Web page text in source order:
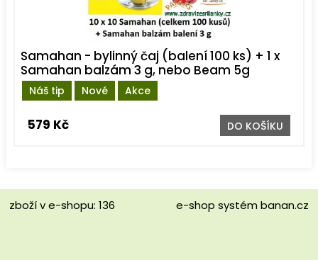
Náš tip Nové Akce
Samahan - bylinný čaj (balení 100 ks) + 1 x
Samahan balzám 3 g, nebo Beam 5g
579 Kč DO KOŠÍKU
zboží v e-shopu: 136 e-shop systém banan.cz